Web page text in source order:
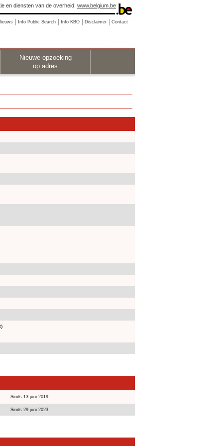
en diensten van de overheid: www.belgium.be
Info Public Search Info KBO Disclaimer Contact
Nieuwe opzoeking
op adres
Sinds 13 juni 2019
Sinds 29 juni 2023